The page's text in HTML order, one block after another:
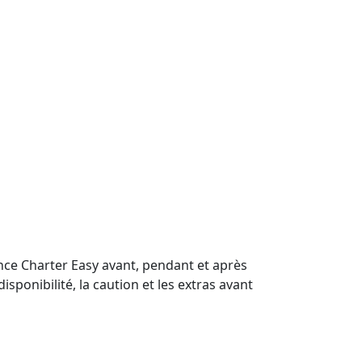
Charter Easy avant, pendant et après
la caution et les extras avant